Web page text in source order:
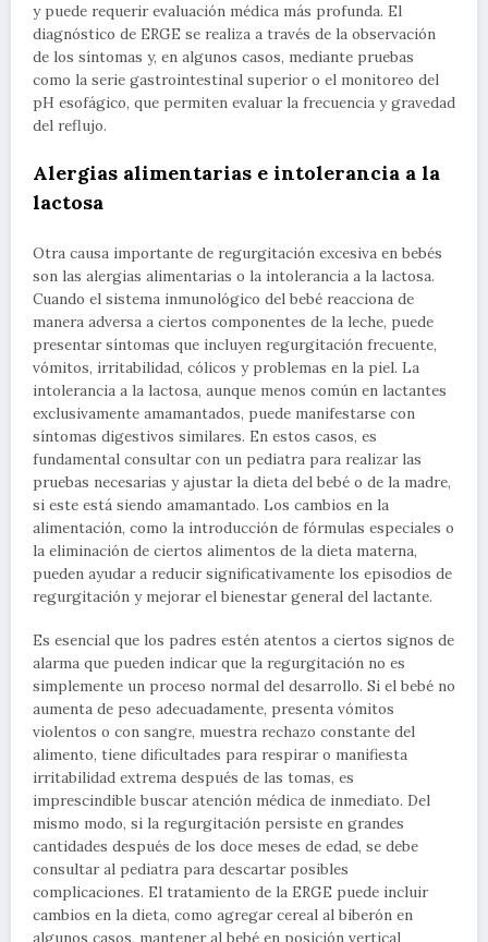
y puede requerir evaluación médica más profunda. El
diagnóstico de ERGE se realiza a través de la observación
de los síntomas y, en algunos casos, mediante pruebas
como la serie gastrointestinal superior o el monitoreo del
pH esofágico, que permiten evaluar la frecuencia y gravedad
del reflujo.
Alergias alimentarias e intolerancia a la
lactosa
Otra causa importante de regurgitación excesiva en bebés
son las alergias alimentarias o la intolerancia a la lactosa.
Cuando el sistema inmunológico del bebé reacciona de
manera adversa a ciertos componentes de la leche, puede
presentar síntomas que incluyen regurgitación frecuente,
vómitos, irritabilidad, cólicos y problemas en la piel. La
intolerancia a la lactosa, aunque menos común en lactantes
exclusivamente amamantados, puede manifestarse con
síntomas digestivos similares. En estos casos, es
fundamental consultar con un pediatra para realizar las
pruebas necesarias y ajustar la dieta del bebé o de la madre,
si este está siendo amamantado. Los cambios en la
alimentación, como la introducción de fórmulas especiales o
la eliminación de ciertos alimentos de la dieta materna,
pueden ayudar a reducir significativamente los episodios de
regurgitación y mejorar el bienestar general del lactante.
Es esencial que los padres estén atentos a ciertos signos de
alarma que pueden indicar que la regurgitación no es
simplemente un proceso normal del desarrollo. Si el bebé no
aumenta de peso adecuadamente, presenta vómitos
violentos o con sangre, muestra rechazo constante del
alimento, tiene dificultades para respirar o manifiesta
irritabilidad extrema después de las tomas, es
imprescindible buscar atención médica de inmediato. Del
mismo modo, si la regurgitación persiste en grandes
cantidades después de los doce meses de edad, se debe
consultar al pediatra para descartar posibles
complicaciones. El tratamiento de la ERGE puede incluir
cambios en la dieta, como agregar cereal al biberón en
algunos casos, mantener al bebé en posición vertical